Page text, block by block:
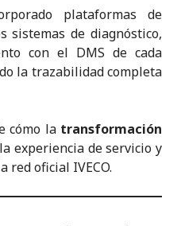
plataformas de
sistemas de diagnóstico,
con el DMS de cada
la trazabilidad completa
cómo la transformación
experiencia de servicio y
red oficial IVECO.